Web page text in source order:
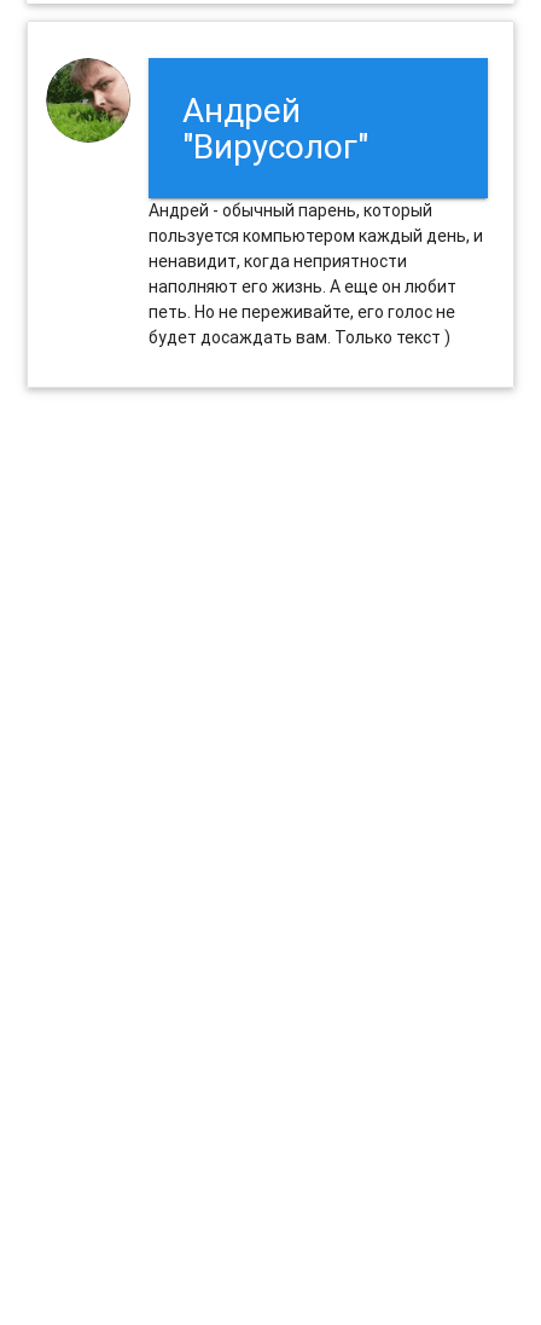
Андрей
"Вирусолог"
Андрей - обычный парень, который
пользуется компьютером каждый день, и
ненавидит, когда неприятности
наполняют его жизнь. А еще он любит
петь. Но не переживайте, его голос не
будет досаждать вам. Только текст )